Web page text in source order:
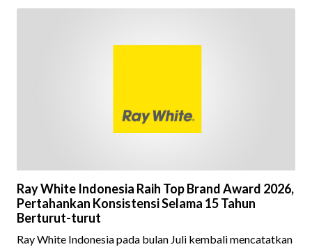
Ray White Indonesia Raih Top Brand Award 2026,
Pertahankan Konsistensi Selama 15 Tahun
Berturut-turut
Ray White Indonesia pada bulan Juli kembali mencatatkan